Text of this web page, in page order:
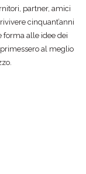
partner, amici
cinquant’anni
forma alle idee dei
al meglio